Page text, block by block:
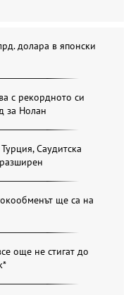
долара в японски
с рекордното си
за Нолан
Саудитска
ще са на
още не стигат до